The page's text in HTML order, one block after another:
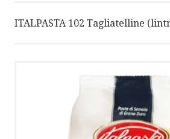
KÜPSISTE POLIITIKA
ITALPASTA 102 Tagliatelline